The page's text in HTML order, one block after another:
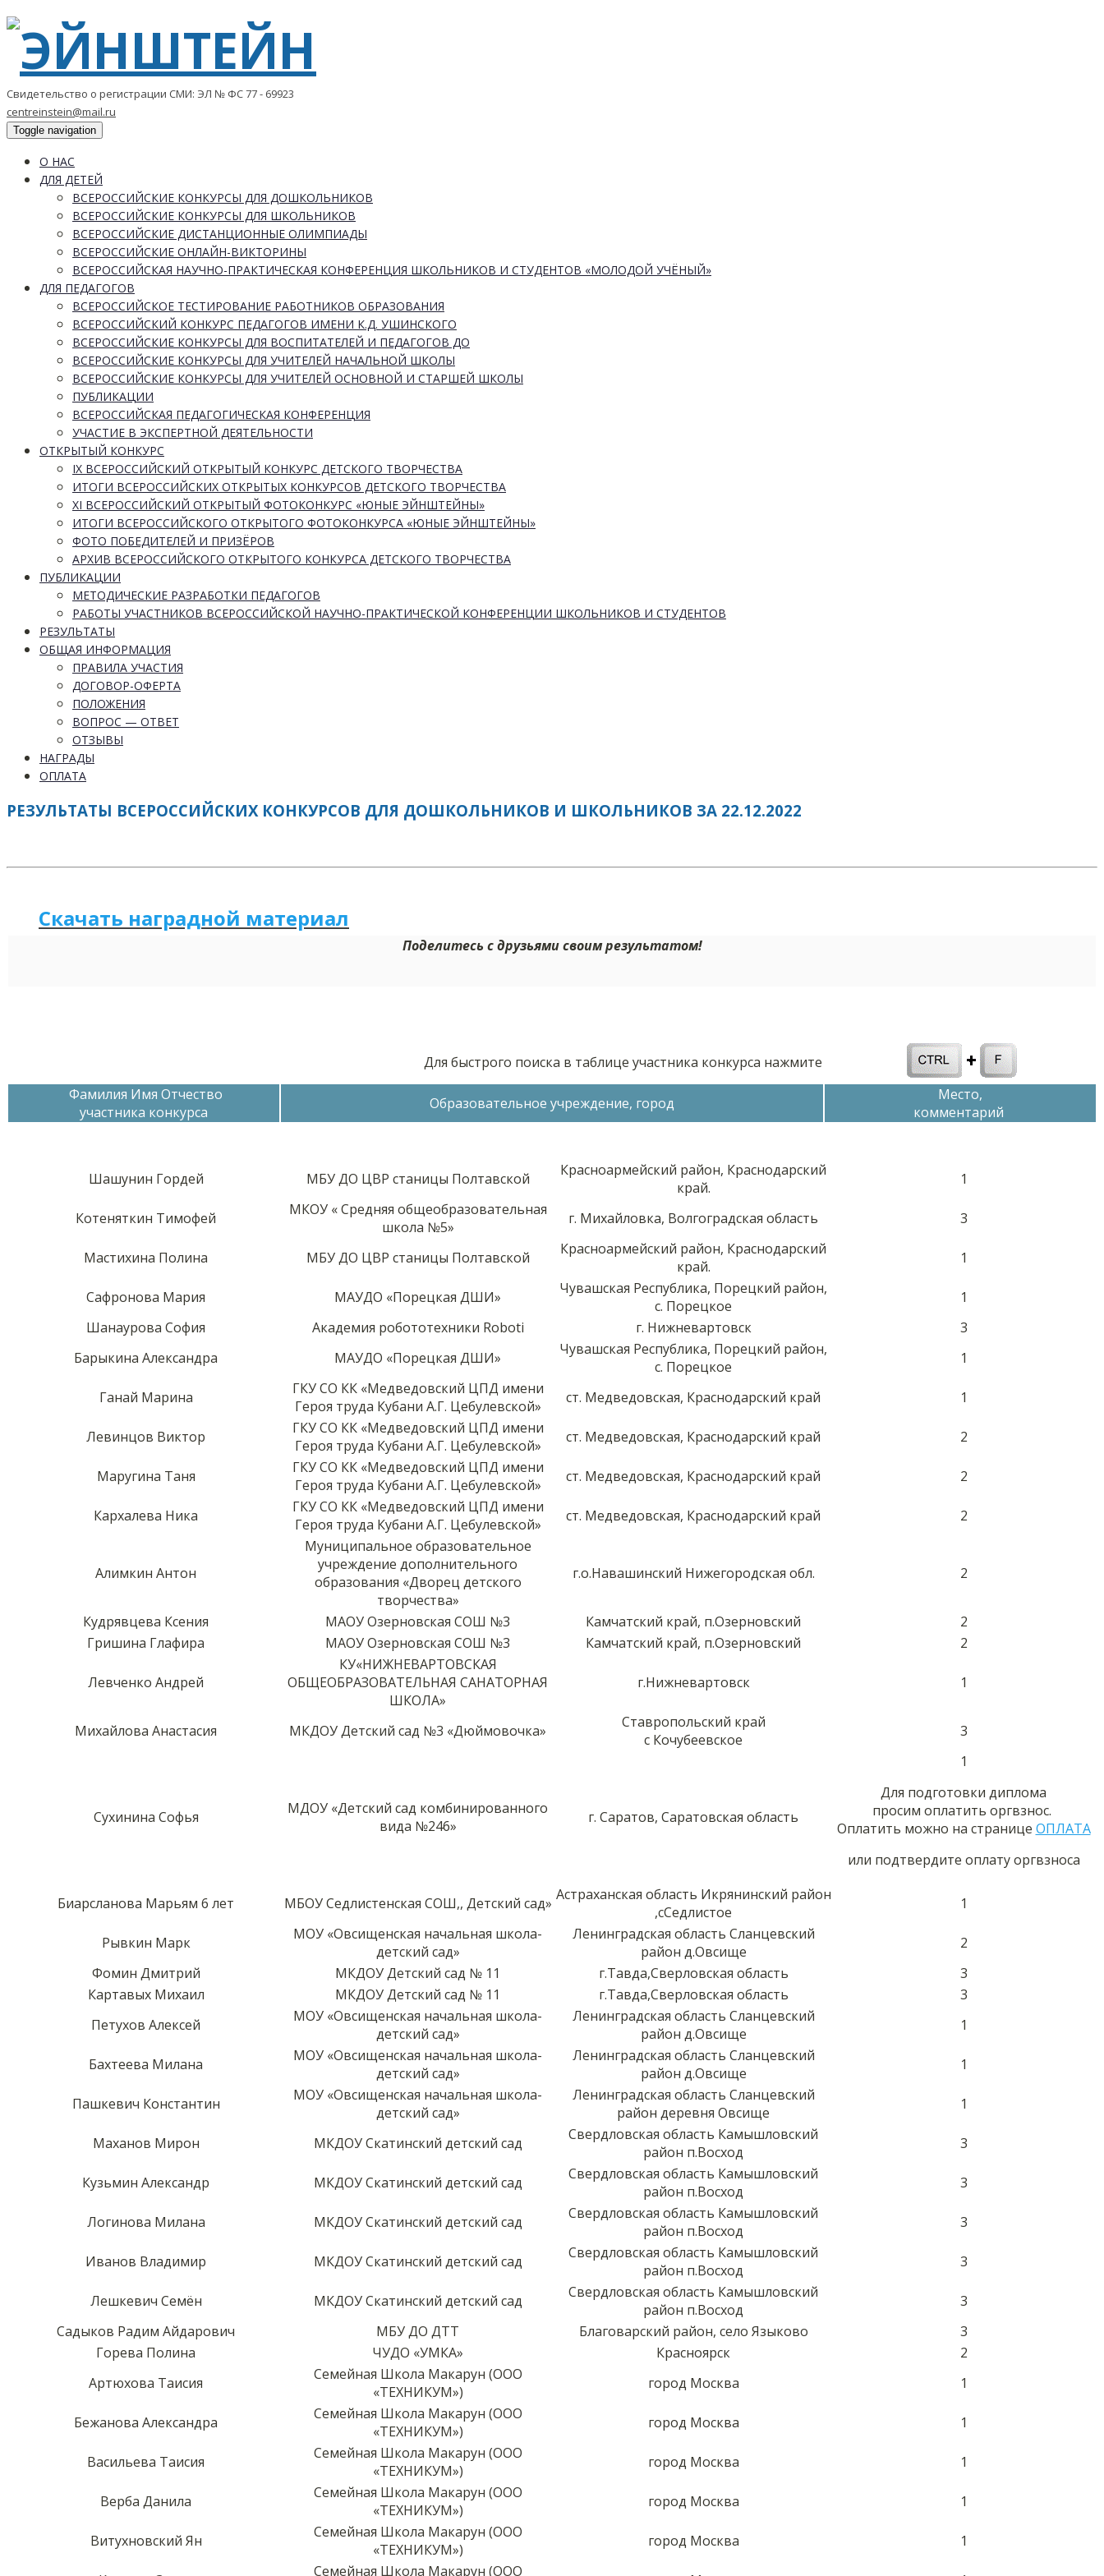
Свидетельство о регистрации СМИ: ЭЛ № ФС 77 - 69923
centreinstein@mail.ru
Toggle navigation
О НАС
ДЛЯ ДЕТЕЙ
ВСЕРОССИЙСКИЕ КОНКУРСЫ ДЛЯ ДОШКОЛЬНИКОВ
ВСЕРОССИЙСКИЕ КОНКУРСЫ ДЛЯ ШКОЛЬНИКОВ
ВСЕРОССИЙСКИЕ ДИСТАНЦИОННЫЕ ОЛИМПИАДЫ
ВСЕРОССИЙСКИЕ ОНЛАЙН-ВИКТОРИНЫ
ВСЕРОССИЙСКАЯ НАУЧНО-ПРАКТИЧЕСКАЯ КОНФЕРЕНЦИЯ ШКОЛЬНИКОВ И СТУДЕНТОВ «МОЛОДОЙ УЧЁНЫЙ»
ДЛЯ ПЕДАГОГОВ
ВСЕРОССИЙСКОЕ ТЕСТИРОВАНИЕ РАБОТНИКОВ ОБРАЗОВАНИЯ
ВСЕРОССИЙСКИЙ КОНКУРС ПЕДАГОГОВ ИМЕНИ К.Д. УШИНСКОГО
ВСЕРОССИЙСКИЕ КОНКУРСЫ ДЛЯ ВОСПИТАТЕЛЕЙ И ПЕДАГОГОВ ДО
ВСЕРОССИЙСКИЕ КОНКУРСЫ ДЛЯ УЧИТЕЛЕЙ НАЧАЛЬНОЙ ШКОЛЫ
ВСЕРОССИЙСКИЕ КОНКУРСЫ ДЛЯ УЧИТЕЛЕЙ ОСНОВНОЙ И СТАРШЕЙ ШКОЛЫ
ПУБЛИКАЦИИ
ВСЕРОССИЙСКАЯ ПЕДАГОГИЧЕСКАЯ КОНФЕРЕНЦИЯ
УЧАСТИЕ В ЭКСПЕРТНОЙ ДЕЯТЕЛЬНОСТИ
ОТКРЫТЫЙ КОНКУРС
IX ВСЕРОССИЙСКИЙ ОТКРЫТЫЙ КОНКУРС ДЕТСКОГО ТВОРЧЕСТВА
ИТОГИ ВСЕРОССИЙСКИХ ОТКРЫТЫХ КОНКУРСОВ ДЕТСКОГО ТВОРЧЕСТВА
XI ВСЕРОССИЙСКИЙ ОТКРЫТЫЙ ФОТОКОНКУРС «ЮНЫЕ ЭЙНШТЕЙНЫ»
ИТОГИ ВСЕРОССИЙСКОГО ОТКРЫТОГО ФОТОКОНКУРСА «ЮНЫЕ ЭЙНШТЕЙНЫ»
ФОТО ПОБЕДИТЕЛЕЙ И ПРИЗЁРОВ
АРХИВ ВСЕРОССИЙСКОГО ОТКРЫТОГО КОНКУРСА ДЕТСКОГО ТВОРЧЕСТВА
ПУБЛИКАЦИИ
МЕТОДИЧЕСКИЕ РАЗРАБОТКИ ПЕДАГОГОВ
РАБОТЫ УЧАСТНИКОВ ВСЕРОССИЙСКОЙ НАУЧНО-ПРАКТИЧЕСКОЙ КОНФЕРЕНЦИИ ШКОЛЬНИКОВ И СТУДЕНТОВ
РЕЗУЛЬТАТЫ
ОБЩАЯ ИНФОРМАЦИЯ
ПРАВИЛА УЧАСТИЯ
ДОГОВОР-ОФЕРТА
ПОЛОЖЕНИЯ
ВОПРОС — ОТВЕТ
ОТЗЫВЫ
НАГРАДЫ
ОПЛАТА
РЕЗУЛЬТАТЫ ВСЕРОССИЙСКИХ КОНКУРСОВ ДЛЯ ДОШКОЛЬНИКОВ И ШКОЛЬНИКОВ ЗА 22.12.2022
Скачать наградной материал
Поделитесь с друзьями своим результатом!
Для быстрого поиска в таблице участника конкурса нажмите
Фамилия Имя Отчество
участника конкурса
Образовательное учреждение, город
Место,
комментарий
Шашунин Гордей МБУ ДО ЦВР станицы Полтавской
Красноармейский район, Краснодарский
край.
1
Котеняткин Тимофей
МКОУ « Средняя общеобразовательная
школа №5»
г. Михайловка, Волгоградская область 3
Мастихина Полина МБУ ДО ЦВР станицы Полтавской
Красноармейский район, Краснодарский
край.
1
Сафронова Мария МАУДО «Порецкая ДШИ»
Чувашская Республика, Порецкий район,
с. Порецкое
1
Шанаурова София
Академия робототехники Roboti г. Нижневартовск
3
Барыкина Александра
МАУДО «Порецкая ДШИ»
Чувашская Республика, Порецкий район,
с. Порецкое
1
Ганай Марина
ГКУ СО КК «Медведовский ЦПД имени
Героя труда Кубани А.Г. Цебулевской»
ст. Медведовская, Краснодарский край 1
Левинцов Виктор
ГКУ СО КК «Медведовский ЦПД имени
Героя труда Кубани А.Г. Цебулевской»
ст. Медведовская, Краснодарский край 2
Маругина Таня
ГКУ СО КК «Медведовский ЦПД имени
Героя труда Кубани А.Г. Цебулевской»
ст. Медведовская, Краснодарский край 2
Кархалева Ника
ГКУ СО КК «Медведовский ЦПД имени
Героя труда Кубани А.Г. Цебулевской»
ст. Медведовская, Краснодарский край 2
Алимкин Антон
Муниципальное образовательное
учреждение дополнительного
образования «Дворец детского
творчества»
г.о.Навашинский Нижегородская обл. 2
Кудрявцева Ксения МАОУ Озерновская СОШ №3 Камчатский край, п.Озерновский
2
Гришина Глафира
МАОУ Озерновская СОШ №3 Камчатский край, п.Озерновский 2
Левченко Андрей
КУ«НИЖНЕВАРТОВСКАЯ
ОБЩЕОБРАЗОВАТЕЛЬНАЯ САНАТОРНАЯ
ШКОЛА»
г.Нижневартовск 1
Михайлова Анастасия МКДОУ Детский сад №3 «Дюймовочка»
Ставропольский край
с Кочубеевское
3
Сухинина Софья
МДОУ «Детский сад комбинированного
вида №246»
г. Саратов, Саратовская область
1
Для подготовки диплома
просим оплатить оргвзнос.
Оплатить можно на странице ОПЛАТА
или подтвердите оплату оргвзноса
Биарсланова Марьям 6 лет МБОУ Седлистенская СОШ,, Детский сад» Астраханская область Икрянинский район
,сСедлистое
1
Рывкин Марк
МОУ «Овсищенская начальная школа-
детский сад»
Ленинградская область Сланцевский
район д.Овсище
2
Фомин Дмитрий
МКДОУ Детский сад № 11 г.Тавда,Сверловская область
3
Картавых Михаил
МКДОУ Детский сад № 11 г.Тавда,Сверловская область
3
Петухов Алексей
МОУ «Овсищенская начальная школа-
детский сад»
Ленинградская область Сланцевский
район д.Овсище
1
Бахтеева Милана
МОУ «Овсищенская начальная школа-
детский сад»
Ленинградская область Сланцевский
район д.Овсище
1
Пашкевич Константин
МОУ «Овсищенская начальная школа-
детский сад»
Ленинградская область Сланцевский
район деревня Овсище
1
Маханов Мирон МКДОУ Скатинский детский сад
Свердловская область Камышловский
район п.Восход
3
Кузьмин Александр МКДОУ Скатинский детский сад
Свердловская область Камышловский
район п.Восход
3
Логинова Милана МКДОУ Скатинский детский сад
Свердловская область Камышловский
район п.Восход
3
Иванов Владимир МКДОУ Скатинский детский сад
Свердловская область Камышловский
район п.Восход
3
Лешкевич Семён МКДОУ Скатинский детский сад
Свердловская область Камышловский
район п.Восход
3
Садыков Радим Айдарович
МБУ ДО ДТТ Благоварский район, село Языково
3
Горева Полина
ЧУДО «УМКА» Красноярск
2
Артюхова Таисия
Семейная Школа Макарун (ООО
«ТЕХНИКУМ»)
город Москва 1
Бежанова Александра
Семейная Школа Макарун (ООО
«ТЕХНИКУМ»)
город Москва 1
Васильева Таисия
Семейная Школа Макарун (ООО
«ТЕХНИКУМ»)
город Москва 1
Верба Данила
Семейная Школа Макарун (ООО
«ТЕХНИКУМ»)
город Москва 1
Витухновский Ян
Семейная Школа Макарун (ООО
«ТЕХНИКУМ»)
город Москва 1
Семейная Школа Макарун (ООО